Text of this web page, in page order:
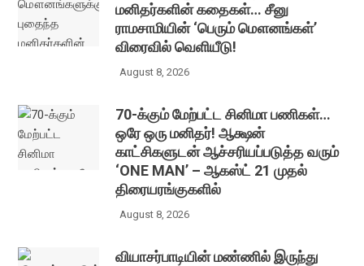
மனிதர்களின் கதைகள்… சீனு
ராமசாமியின் ‘பெரும் மௌனங்கள்’
விரைவில் வெளியீடு!
August 8, 2026
70-க்கும் மேற்பட்ட சினிமா பணிகள்…
ஒரே ஒரு மனிதர்! ஆக்ஷன்
காட்சிகளுடன் ஆச்சரியப்படுத்த வரும்
‘ONE MAN’ – ஆகஸ்ட் 21 முதல்
திரையரங்குகளில்
August 8, 2026
வியாசர்பாடியின் மண்ணில் இருந்து